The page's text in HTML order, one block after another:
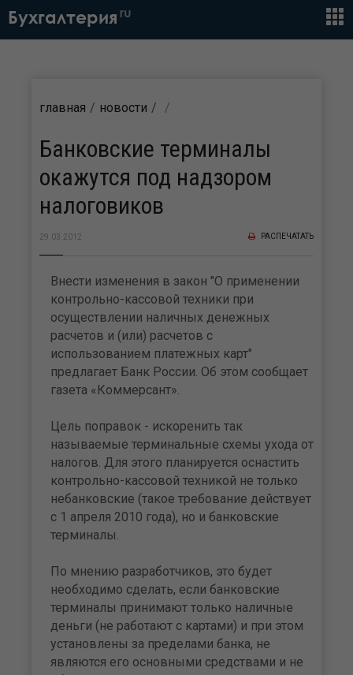
Бухгалтерия ru
главная новости
Банковские терминалы
окажутся под надзором
налоговиков
29.03.2012 РАСПЕЧАТАТЬ
Внести изменения в закон "О применении
контрольно-кассовой техники при
осуществлении наличных денежных
расчетов и (или) расчетов с
использованием платежных карт"
предлагает Банк России. Об этом сообщает
газета «Коммерсант».
Цель поправок - искоренить так
называемые терминальные схемы ухода от
налогов. Для этого планируется оснастить
контрольно-кассовой техникой не только
небанковские (такое требование действует
с 1 апреля 2010 года), но и банковские
терминалы.
По мнению разработчиков, это будет
необходимо сделать, если банковские
терминалы принимают только наличные
деньги (не работают с картами) и при этом
установлены за пределами банка, не
являются его основными средствами и не